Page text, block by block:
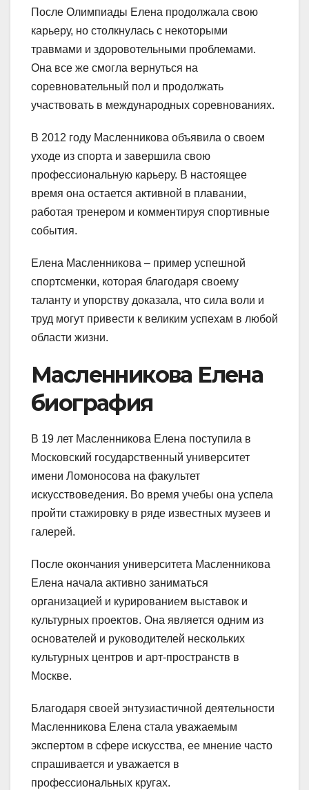
После Олимпиады Елена продолжала свою
карьеру, но столкнулась с некоторыми
травмами и здоровотельными проблемами.
Она все же смогла вернуться на
соревновательный пол и продолжать
участвовать в международных соревнованиях.
В 2012 году Масленникова объявила о своем
уходе из спорта и завершила свою
профессиональную карьеру. В настоящее
время она остается активной в плавании,
работая тренером и комментируя спортивные
события.
Елена Масленникова – пример успешной
спортсменки, которая благодаря своему
таланту и упорству доказала, что сила воли и
труд могут привести к великим успехам в любой
области жизни.
Масленникова Елена
биография
В 19 лет Масленникова Елена поступила в
Московский государственный университет
имени Ломоносова на факультет
искусствоведения. Во время учебы она успела
пройти стажировку в ряде известных музеев и
галерей.
После окончания университета Масленникова
Елена начала активно заниматься
организацией и курированием выставок и
культурных проектов. Она является одним из
основателей и руководителей нескольких
культурных центров и арт-пространств в
Москве.
Благодаря своей энтузиастичной деятельности
Масленникова Елена стала уважаемым
экспертом в сфере искусства, ее мнение часто
спрашивается и уважается в
профессиональных кругах.